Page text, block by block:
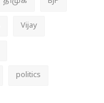
Vijay
politics